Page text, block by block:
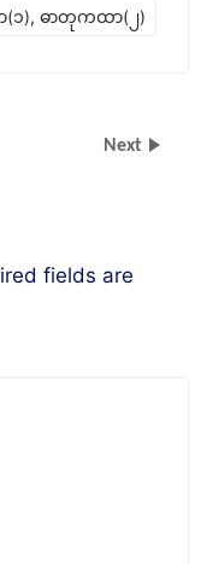
၁), ဓာတုကထာ(၂)
Next
fields are